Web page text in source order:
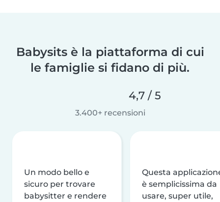
Babysits è la piattaforma di cui
le famiglie si fidano di più.
4,7 / 5
3.400+ recensioni
Un modo bello e
sicuro per trovare
babysitter e rendere
Questa
è semplicissima da
usare, super utile,